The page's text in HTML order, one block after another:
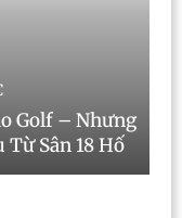
Golf – Nhưng
Sân 18 Hố